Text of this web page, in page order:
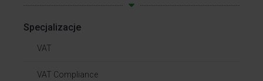
Specjalizacje
VAT
VAT Compliance